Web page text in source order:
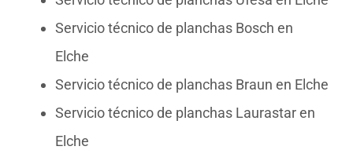
Servicio técnico de planchas Bosch en
Elche
Servicio técnico de planchas Braun en Elche
Servicio técnico de planchas Laurastar en
Elche